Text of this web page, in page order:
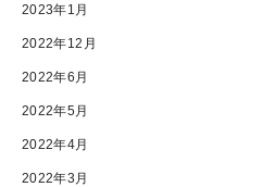
2023年1月
2022年12月
2022年6月
2022年5月
2022年4月
2022年3月